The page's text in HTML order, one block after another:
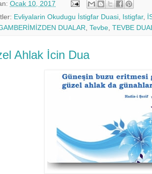
Ocak 10, 2017
Evliyalarin Okudugu İstigfar Duasi Istigfar,
DUALAR Tevbe TEVBE
Ahlak İcin Dua